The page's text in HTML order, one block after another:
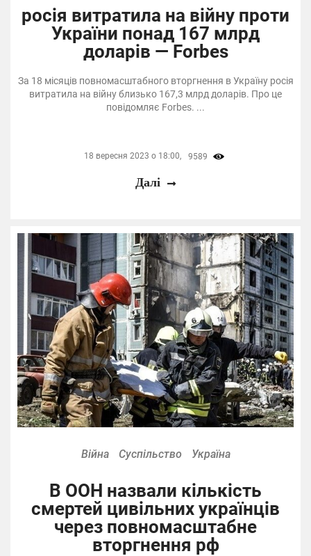
росія витратила на війну проти
України понад 167 млрд
доларів — Forbes
За 18 місяців повномасштабного вторгнення в Україну росія
витратила на війну близько 167,3 млрд доларів. Про це
повідомляє Forbes. ...
18 вересня 2023 о 18:00, 9589
Далі
Війна Суспільство Україна
В ООН назвали кількість
смертей цивільних українців
через повномасштабне
вторгнення рф